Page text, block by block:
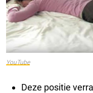
YouTube
Deze positie